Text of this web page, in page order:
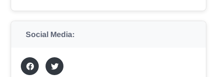
Social Media: